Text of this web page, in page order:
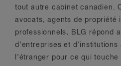
tout autre cabinet canadien.
avocats, agents de propriété
professionnels, BLG répond
d’entreprises et
l’étranger pour ce qui